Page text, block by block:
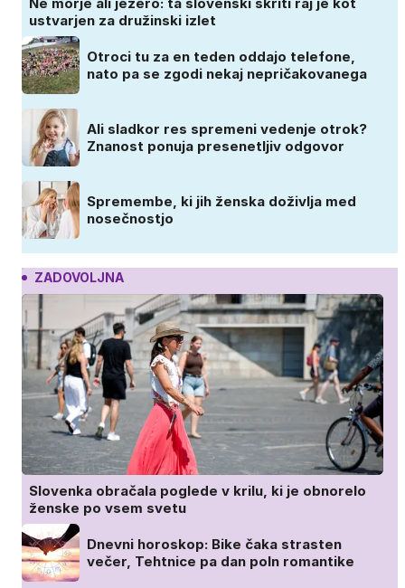
Ne morje ali jezero: ta slovenski skriti raj je kot
ustvarjen za družinski izlet
Otroci tu za en teden oddajo telefone,
nato pa se zgodi nekaj nepričakovanega
Ali sladkor res spremeni vedenje otrok?
Znanost ponuja presenetljiv odgovor
Spremembe, ki jih ženska doživlja med
nosečnostjo
ZADOVOLJNA
Slovenka obračala poglede v krilu, ki je obnorelo
ženske po vsem svetu
Dnevni horoskop: Bike čaka strasten
večer, Tehtnice pa dan poln romantike